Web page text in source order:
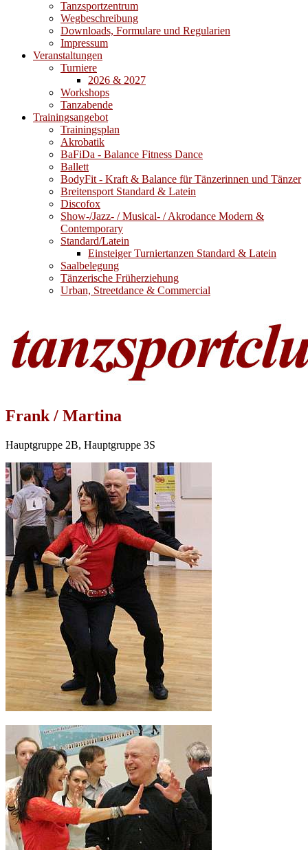
Tanzsportzentrum
Wegbeschreibung
Downloads, Formulare und Regularien
Impressum
Veranstaltungen
Turniere
2026 & 2027
Workshops
Tanzabende
Trainingsangebot
Trainingsplan
Akrobatik
BaFiDa - Balance Fitness Dance
Ballett
BodyFit - Kraft & Balance für Tänzerinnen und Tänzer
Breitensport Standard & Latein
Discofox
Show-/Jazz- / Musical- / Akrodance Modern &
Contemporary
Standard/Latein
Einsteiger Turniertanzen Standard & Latein
Saalbelegung
Tänzerische Früherziehung
Urban, Streetdance & Commercial
Frank / Martina
Hauptgruppe 2B, Hauptgruppe 3S